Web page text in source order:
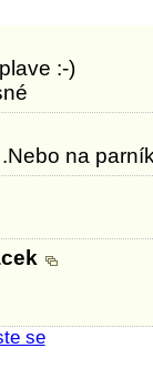
:-)
na
se